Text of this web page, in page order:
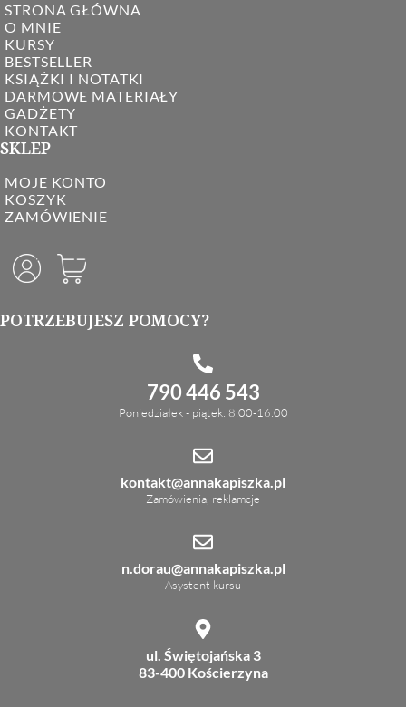
STRONA GŁÓWNA
O MNIE
KURSY
BESTSELLER
KSIĄŻKI I NOTATKI
DARMOWE MATERIAŁY
GADŻETY
KONTAKT
SKLEP
MOJE KONTO
KOSZYK
ZAMÓWIENIE
POTRZEBUJESZ POMOCY?
790 446 543
Poniedziałek - piątek: 8:00-16:00
kontakt@annakapiszka.pl
Zamówienia, reklamcje
n.dorau@annakapiszka.pl
Asystent kursu
ul. Świętojańska 3
83-400 Kościerzyna